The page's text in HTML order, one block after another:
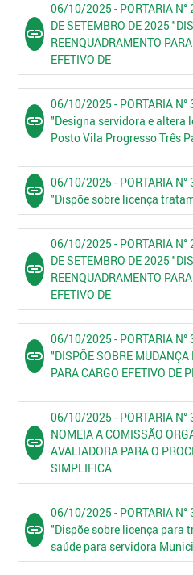
link
06/10/2025 - PORTARIA N°
DE SETEMBRO DE 2025
REENQUADRAMENTO
EFETIVO DE
link
06/10/2025 - PORTARIA
"Designa servidora e altera
Posto Vila Progresso Três
link 06/10/2025 - PORTARIA
"Dispõe sobre licença
link
06/10/2025 - PORTARIA N°
DE SETEMBRO DE 2025
REENQUADRAMENTO
EFETIVO DE
link
06/10/2025 - PORTARIA
"DISPÕE SOBRE MUDANÇA
PARA CARGO EFETIVO DE
link
06/10/2025 - PORTARIA
NOMEIA A COMISSÃO
AVALIADORA PARA O
SIMPLIFICA
link
06/10/2025 - PORTARIA
"Dispõe sobre licença para
saúde para servidora